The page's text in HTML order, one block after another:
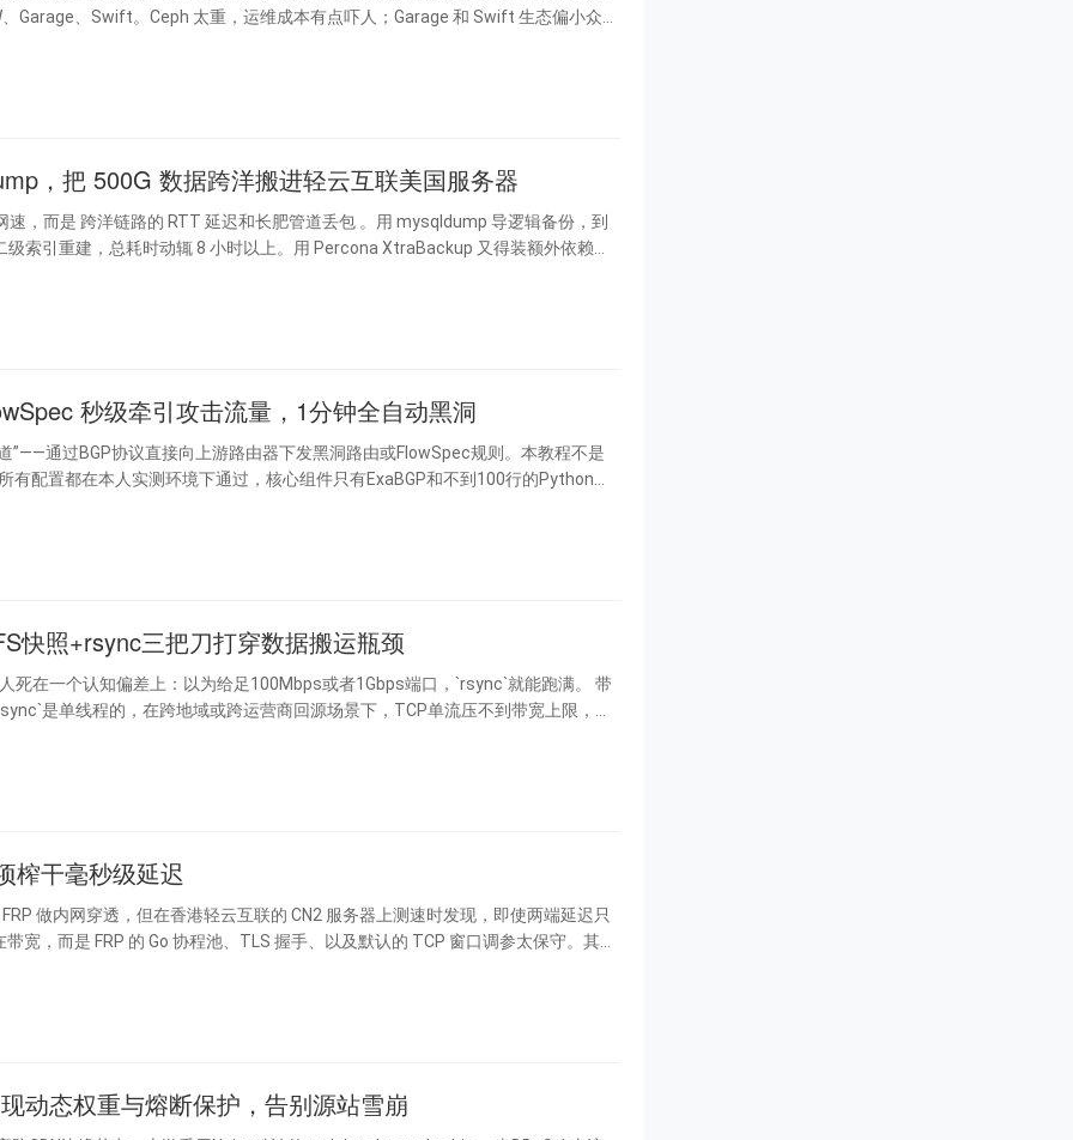
Garage、Swift。Ceph 太重，运维成本有点吓人；Garage 和 Swift 生态偏小众，
，把 500G 数据跨洋搬进轻云互联美国服务器
索引重建，总耗时动辄 8 小时以上。用 Percona XtraBackup 又得装额外依赖，
秒级牵引攻击流量，1分钟全自动黑洞
”——通过BGP协议直接向上游路由器下发黑洞路由或FlowSpec规则。本教程不是
配置都在本人实测环境下通过，核心组件只有ExaBGP和不到100行的Python脚
快照+rsync三把刀打穿数据搬运瓶颈
榨干毫秒级延迟
，而是 FRP 的 Go 协程池、TLS 握手、以及默认的 TCP 窗口调参太保守。其实
动态权重与熔断保护，告别源站雪崩